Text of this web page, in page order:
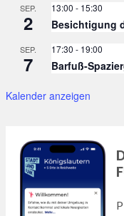
SEP.
2
13:00 - 15:30
Besichtigung
SEP.
7
17:30 - 19:00
Barfuß-
Kalender anzeigen